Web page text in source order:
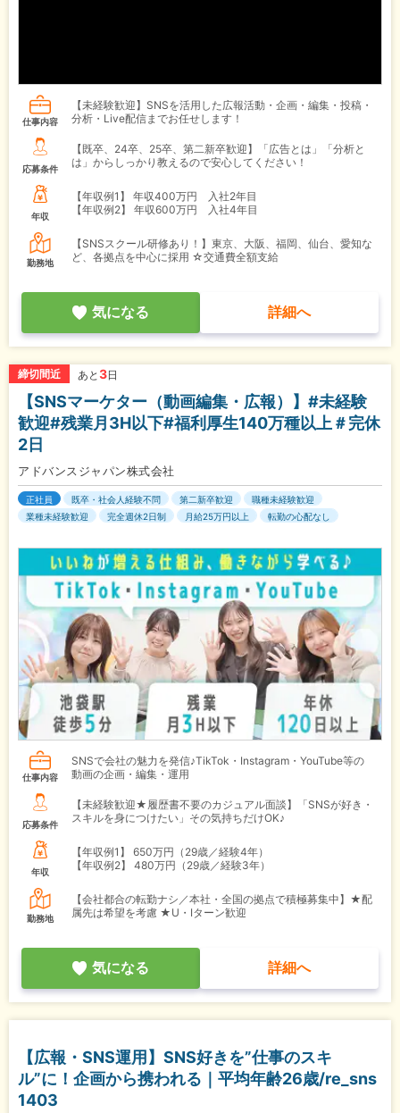
仕事内容
【未経験歓迎】SNSを活用した広報活動・企画・編集・投稿・
分析・Live配信までお任せします！
応募条件
【既卒、24卒、25卒、第二新卒歓迎】「広告とは」「分析と
は」からしっかり教えるので安心してください！
年収
【年収例1】
年収400万円 入社2年目
【年収例2】
年収600万円 入社4年目
勤務地
【SNSスクール研修あり！】東京、大阪、福岡、仙台、愛知な
ど、各拠点を中心に採用 ☆交通費全額支給
気になる 詳細へ
締切間近 あと 3日
【SNSマーケター（動画編集・広報）】#未経験
歓迎#残業月3H以下#福利厚生140万種以上＃完休
2日
アドバンスジャパン株式会社
正社員 既卒・社会人経験不問 第二新卒歓迎
職種未経験歓迎
業種未経験歓迎
完全週休2日制 月給25万円以上 転勤の心配なし
仕事内容
SNSで会社の魅力を発信♪TikTok・Instagram・YouTube等の
動画の企画・編集・運用
応募条件
【未経験歓迎★履歴書不要のカジュアル面談】「SNSが好き・
スキルを身につけたい」その気持ちだけOK♪
年収
【年収例1】
650万円（29歳／経験4年）
【年収例2】
480万円（29歳／経験3年）
勤務地
【会社都合の転勤ナシ／本社・全国の拠点で積極募集中】★配
属先は希望を考慮 ★U・Iターン歓迎
気になる 詳細へ
【広報・SNS運用】SNS好きを”仕事のスキ
ル”に！企画から携われる｜平均年齢26歳/re_sns
1403